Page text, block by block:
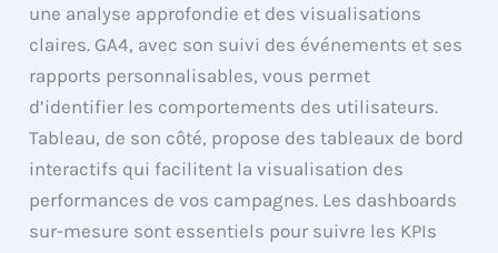
une analyse approfondie et des visualisations
claires. GA4, avec son suivi des événements et ses
rapports personnalisables, vous permet
d’identifier les comportements des utilisateurs.
Tableau, de son côté, propose des tableaux de bord
interactifs qui facilitent la visualisation des
performances de vos campagnes. Les dashboards
sur-mesure sont essentiels pour suivre les KPIs